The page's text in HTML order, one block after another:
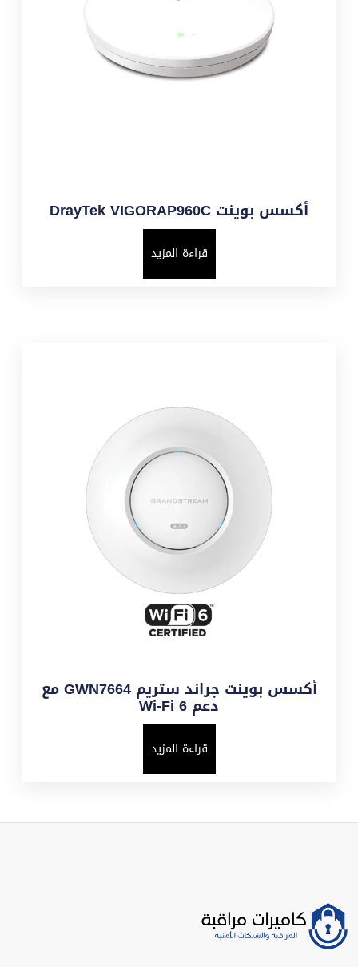
أكسس بوينت DrayTek VIGORAP960C
قراءة المزيد
أكسس بوينت جراند ستريم GWN7664 مع
دعم Wi-Fi 6
قراءة المزيد